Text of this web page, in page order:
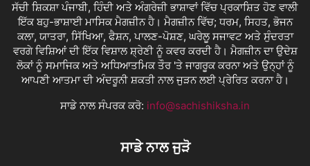
ਸੱਚੀ ਸ਼ਿਕਸ਼ਾ ਪੰਜਾਬੀ, ਹਿੰਦੀ ਅਤੇ ਅੰਗਰੇਜ਼ੀ ਭਾਸ਼ਾਵਾਂ ਵਿੱਚ ਪ੍ਰਕਾਸ਼ਿਤ ਹੋਣ ਵਾਲੀ
ਇੱਕ ਬਹੁ-ਭਾਸ਼ਾਈ ਮਾਸਿਕ ਮੈਗਜ਼ੀਨ ਹੈ। ਮੈਗਜ਼ੀਨ ਵਿੱਚ; ਧਰਮ, ਸਿਹਤ, ਭੋਜਨ
ਕਲਾ, ਯਾਤਰਾ, ਸਿੱਖਿਆ, ਫੈਸ਼ਨ, ਪਾਲਣ-ਪੋਸ਼ਣ, ਘਰੇਲੂ ਸਜਾਵਟ ਅਤੇ ਸੁੰਦਰਤਾ
ਵਰਗੇ ਵਿਸ਼ਿਆਂ ਦੀ ਇੱਕ ਵਿਸ਼ਾਲ ਸ਼੍ਰੇਣੀ ਨੂੰ ਕਵਰ ਕਰਦੀ ਹੈ। ਮੈਗਜ਼ੀਨ ਦਾ ਉਦੇਸ਼
ਲੋਕਾਂ ਨੂੰ ਸਮਾਜਿਕ ਅਤੇ ਅਧਿਆਤਮਿਕ ਤੌਰ 'ਤੇ ਜਾਗਰੂਕ ਕਰਨਾ ਅਤੇ ਉਨ੍ਹਾਂ ਨੂੰ
ਆਪਣੀ ਆਤਮਾ ਦੀ ਅੰਦਰੂਨੀ ਸ਼ਕਤੀ ਨਾਲ ਜੁੜਨ ਲਈ ਪ੍ਰੇਰਿਤ ਕਰਨਾ ਹੈ।
ਸਾਡੇ ਨਾਲ ਸੰਪਰਕ ਕਰੋ: info@sachishiksha.in
ਸਾਡੇ ਨਾਲ ਜੁੜੋ